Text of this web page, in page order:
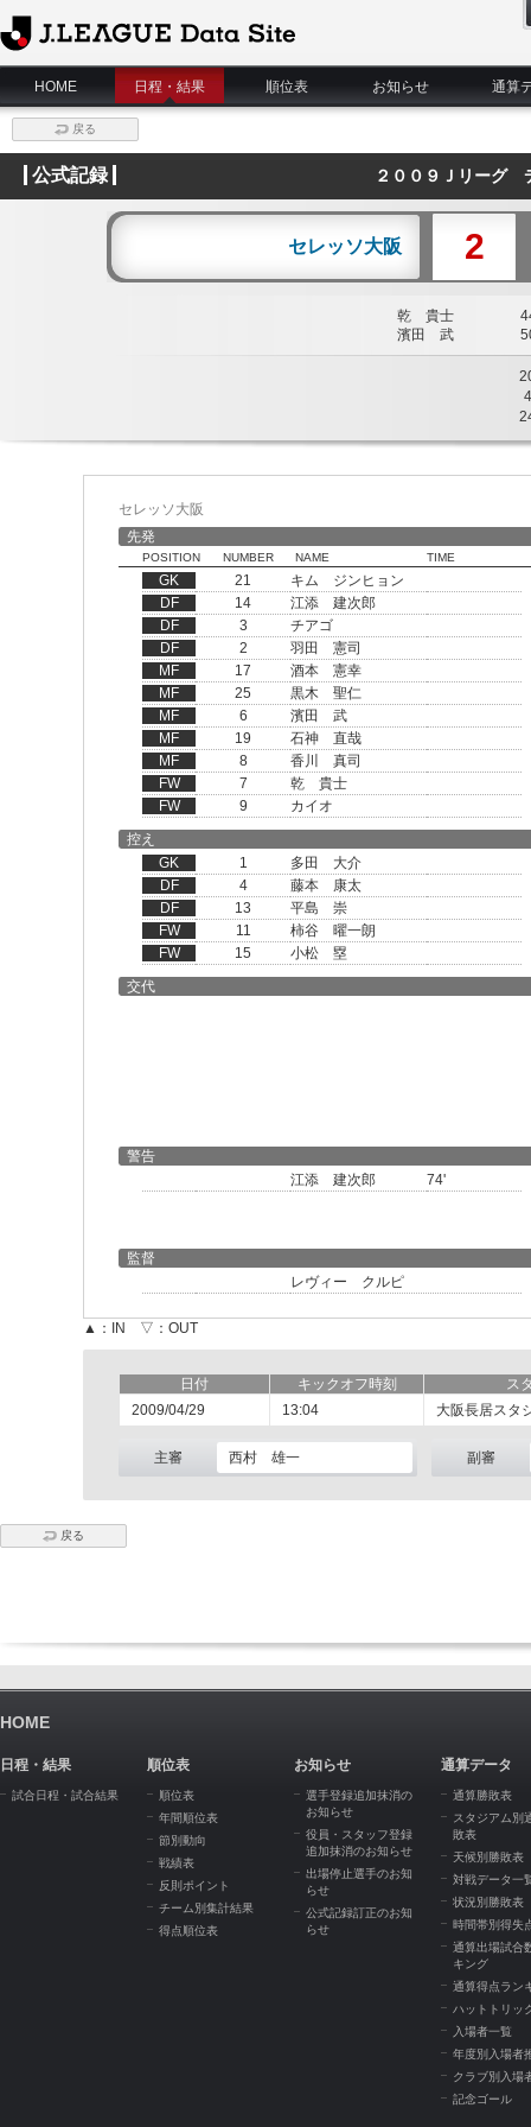
J.League Data Site
HOME
日程・結果 順位表 お知らせ 通算
戻る
公式記録 ２００９Ｊリーグ
セレッソ大阪 2
乾 貴士
濱田 武
4
セレッソ大阪
先発
POSITION NUMBER NAME TIME
GK 21
キム ジンヒョン
DF
14
江添 建次郎
DF
3
チアゴ
DF
2
羽田 憲司
MF
17
酒本 憲幸
MF
25
黒木 聖仁
MF
6
濱田 武
MF
19
石神 直哉
MF
8
香川 真司
FW
7
乾 貴士
FW
9
カイオ
控え
GK
1
多田 大介
DF
4
藤本 康太
DF
13
平島 崇
FW
11
柿谷 曜一朗
FW
15
小松 塁
交代
警告
江添 建次郎
74'
監督
レヴィー クルピ
▲：IN ▽：OUT
日付 キックオフ時刻
ス
2009/04/29
13:04 大阪長居スタ
主審 西村 雄一 副審
戻る
HOME
日程・結果
試合日程・試合結果
順位表
順位表
年間順位表
節別動向
戦績表
反則ポイント
チーム別集計結果
得点順位表
お知らせ
選手登録追加抹消の
お知らせ
役員・スタッフ登録
追加抹消のお知らせ
出場停止選手のお知
らせ
公式記録訂正のお知
らせ
通算データ
通算勝敗表
スタジアム別
敗表
天候別勝敗表
対戦データ一
状況別勝敗表
時間帯別得失
通算出場試合
キング
通算得点ラン
ハットトリッ
入場者一覧
年度別入場者
クラブ別入場
記念ゴール